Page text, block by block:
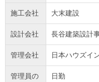
施工会社 大末建設
設計会社 長谷建築設計
管理会社 日本ハウズイ
管理員の
日勤